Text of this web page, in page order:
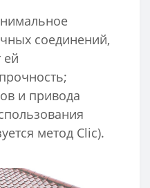
соединений,
ей
и привода
метод Clic).